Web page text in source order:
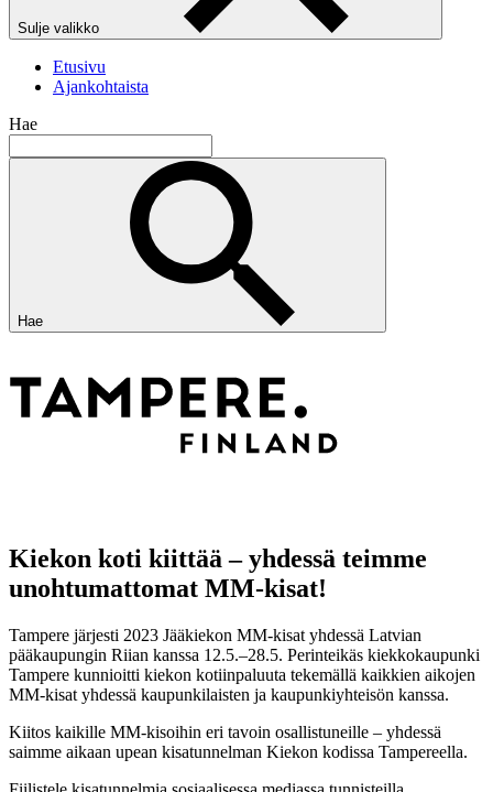
Sulje valikko
Etusivu
Ajankohtaista
Hae
Hae
Kiekon koti kiittää – yhdessä teimme
unohtumattomat MM-kisat!
Tampere järjesti 2023 Jääkiekon MM-kisat yhdessä Latvian
pääkaupungin Riian kanssa 12.5.–28.5. Perinteikäs kiekkokaupunki
Tampere kunnioitti kiekon kotiinpaluuta tekemällä kaikkien aikojen
MM-kisat yhdessä kaupunkilaisten ja kaupunkiyhteisön kanssa.
Kiitos kaikille MM-kisoihin eri tavoin osallistuneille – yhdessä
saimme aikaan upean kisatunnelman Kiekon kodissa Tampereella.